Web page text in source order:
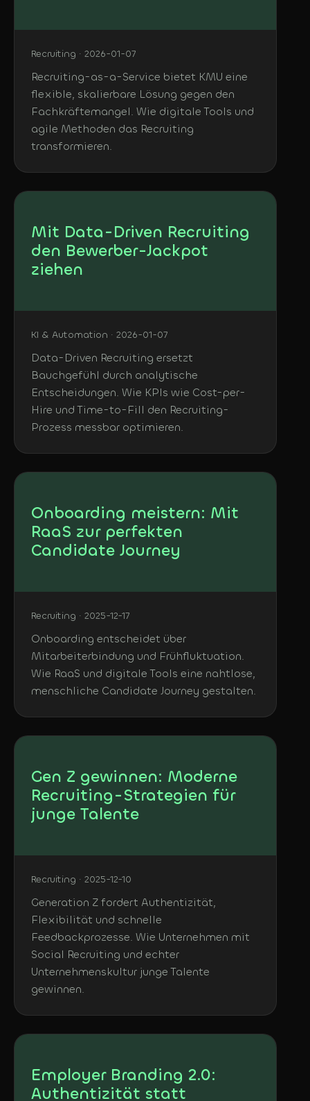
Recruiting · 2026-01-07
Recruiting-as-a-Service bietet KMU eine
flexible, skalierbare Lösung gegen den
Fachkräftemangel. Wie digitale Tools und
agile Methoden das Recruiting
transformieren.
Mit Data-Driven Recruiting
den Bewerber-Jackpot
ziehen
KI & Automation · 2026-01-07
Data-Driven Recruiting ersetzt
Bauchgefühl durch analytische
Entscheidungen. Wie KPIs wie Cost-per-
Hire und Time-to-Fill den Recruiting-
Prozess messbar optimieren.
Onboarding meistern: Mit
RaaS zur perfekten
Candidate Journey
Recruiting · 2025-12-17
Onboarding entscheidet über
Mitarbeiterbindung und Frühfluktuation.
Wie RaaS und digitale Tools eine nahtlose,
menschliche Candidate Journey gestalten.
Gen Z gewinnen: Moderne
Recruiting-Strategien für
junge Talente
Recruiting · 2025-12-10
Generation Z fordert Authentizität,
Flexibilität und schnelle
Feedbackprozesse. Wie Unternehmen mit
Social Recruiting und echter
Unternehmenskultur junge Talente
gewinnen.
Employer Branding 2.0:
Authentizität statt